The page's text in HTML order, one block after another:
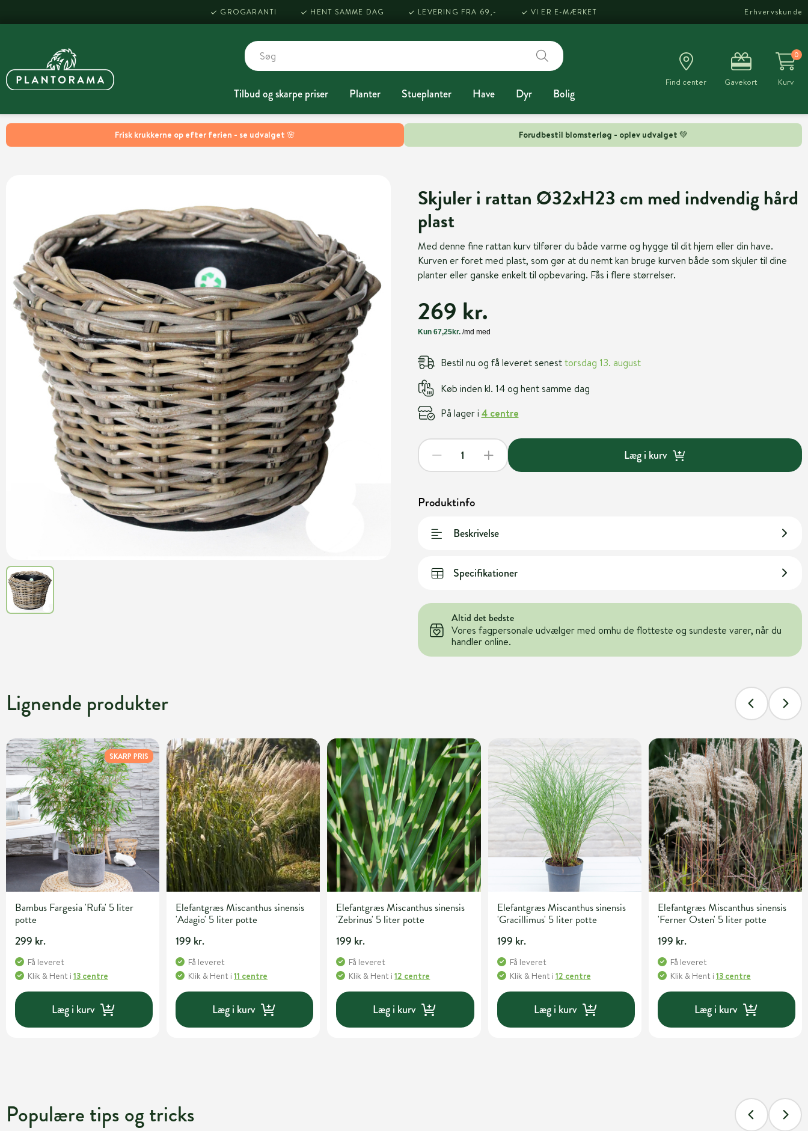
Frisk krukkerne op efter ferien - se udvalget 🌸 Forudbestil blomsterløg - oplev udvalget 💚
GROGARANTI HENT SAMME DAG LEVERING FRA 69,- VI ER E-MÆRKET Erhvervskunde
Tilbud og skarpe priser Planter Stueplanter Have Dyr Bolig
Find center Gavekort
0
Kurv
Skjuler i rattan Ø32xH23 cm med indvendig hård
plast
Med denne fine rattan kurv tilfører du både varme og hygge til dit hjem eller din have.
Kurven er foret med plast, som gør at du nemt kan bruge kurven både som skjuler til dine
planter eller ganske enkelt til opbevaring. Fås i flere størrelser.
269 kr.
Bestil nu og få leveret senesttorsdag 13. august
Køb inden kl. 14 og hent samme dag
På lager i 4 centre
Læg i kurv
Produktinfo
Beskrivelse
Specifikationer
Altid det bedste
Vores fagpersonale udvælger med omhu de flotteste og sundeste varer, når du
handler online.
Lignende produkter
SKARP PRIS
Bambus Fargesia 'Rufa' 5 liter
potte
299 kr.
Få leveret
Klik & Hent i 13 centre
Læg i kurv
Elefantgræs Miscanthus sinensis
'Adagio' 5 liter potte
199 kr.
Få leveret
Klik & Hent i11 centre
Læg i kurv
Elefantgræs Miscanthus sinensis
'Zebrinus' 5 liter potte
199 kr.
Få leveret
Klik & Hent i12 centre
Læg i kurv
Elefantgræs Miscanthus sinensis
'Gracillimus' 5 liter potte
199 kr.
Få leveret
Klik & Hent i 12 centre
Læg i kurv
Elefantgræs Miscanthus sinensis
'Ferner Osten' 5 liter potte
199 kr.
Få leveret
Klik & Hent i 13 centre
Læg i kurv
Populære tips og tricks